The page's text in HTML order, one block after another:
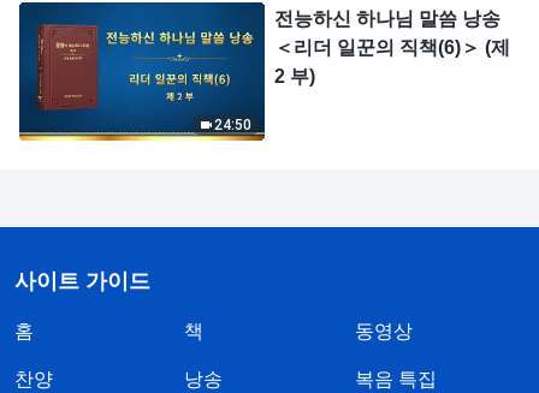
24:50
전능하신 하나님 말씀 낭송
＜리더 일꾼의 직책(6)＞ (제
2 부)
사이트 가이드
홈 책 동영상
찬양 낭송 복음 특집